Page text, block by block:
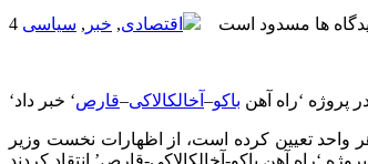
ها مسدود است اقتصادی, خبر , سیاسی
‘ پروژه ‘راه آهن باکو– آخالکالاکی–قارص
همواره به دلیل موقعیت استراتژیک گرجستان به تفلیس امتیاز داده و نرخ گاز صادراتی را 200 دلار به ازای هر واحد تعیین کرده است، از اظهارات نخست وزیر